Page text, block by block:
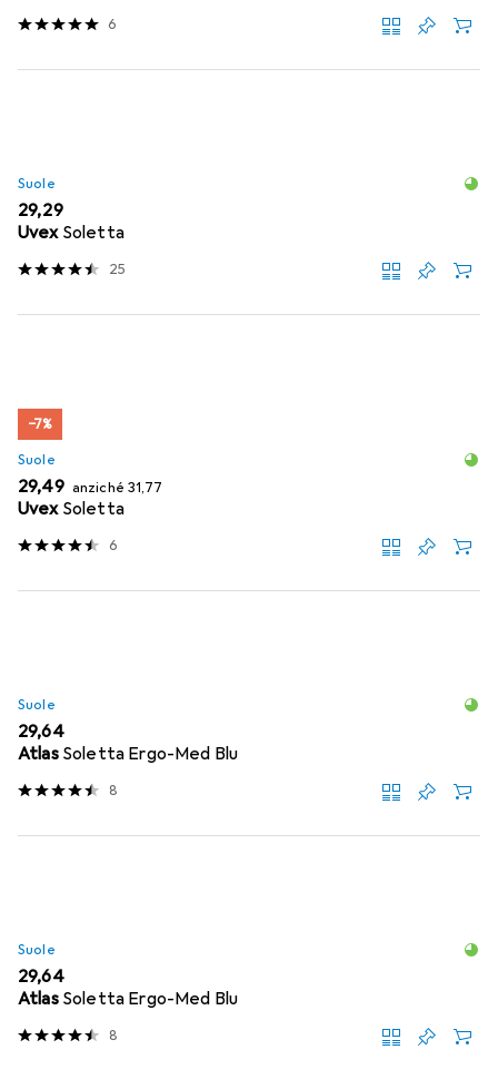
6
Suole
EUR
29,29
Uvex Soletta
25
−7%
Suole
EUR
29,49 anziché EUR
31,77
Uvex Soletta
6
Suole
EUR
29,64
Atlas Soletta Ergo-Med Blu
8
Suole
EUR
29,64
Atlas Soletta Ergo-Med Blu
8